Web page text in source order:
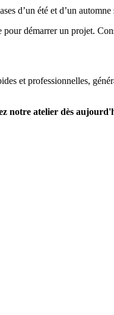
d’un été et d’un
pour démarrer un projet.
et professionnelles,
notre atelier dès